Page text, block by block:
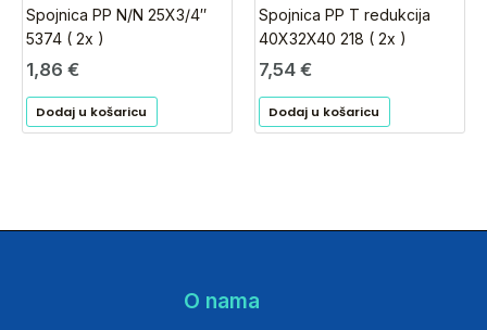
Spojnica PP N/N 25X3/4″
5374 ( 2x )
1,86 €
Dodaj u košaricu
Spojnica PP T redukcija
40X32X40 218 ( 2x )
7,54 €
Dodaj u košaricu
O nama